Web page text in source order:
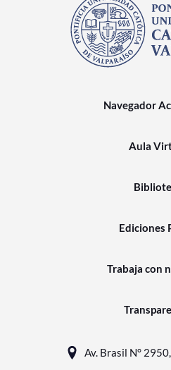
Navegador
Aula
Ediciones
Trabaja con
Av. Brasil N°